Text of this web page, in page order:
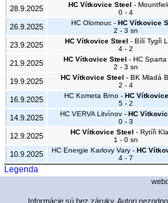
28.9.2025 HC Vítkovice Steel -
0 - 4
26.9.2025 HC Olomouc - HC Vítkovice
2 - 3 sn
23.9.2025 HC Vítkovice Steel - Bílí Tygři
4 - 2
21.9.2025 HC Vítkovice Steel - HC
2 - 3 sn
19.9.2025 HC Vítkovice Steel - BK Mladá
2 - 4
16.9.2025 HC Kometa Brno - HC
5 - 2
14.9.2025 HC VERVA Litvínov - HC
0 - 3
12.9.2025 HC Vítkovice Steel - Rytíři
1 - 0 sn
10.9.2025 HC Energie Karlovy Vary - HC
4 - 7
Legenda
Informácie sú bez záruky. Autori